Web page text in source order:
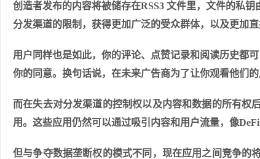
创造者发布的内容将被储存在RSS3 文件里，文件的私
分发渠道的限制，获得更加广泛的受众群体，以及更加
用户同样也是如此，你的评论、点赞记录和阅读历史都
你的同意。换句话说，在未来广告商为了让你观看他们
而在失去对分发渠道的控制权以及内容和数据的所有权
用。这些应用仍然可以通过吸引内容和用户流量，像
但与争夺数据垄断权的模式不同，现在应用之间竞争的